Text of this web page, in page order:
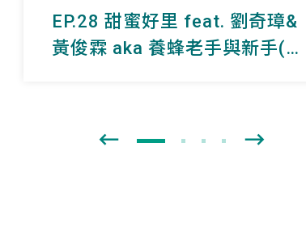
EP.28 甜蜜好里 feat. 劉奇璋&
黃俊霖 aka 養蜂老手與新手(下